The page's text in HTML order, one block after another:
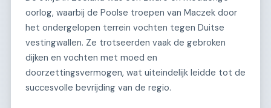
oorlog, waarbij de Poolse troepen van Maczek door
het ondergelopen terrein vochten tegen Duitse
vestingwallen. Ze trotseerden vaak de gebroken
dijken en vochten met moed en
doorzettingsvermogen, wat uiteindelijk leidde tot de
succesvolle bevrijding van de regio.